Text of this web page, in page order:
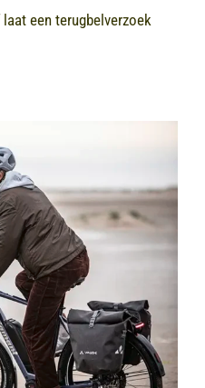
een terugbelverzoek